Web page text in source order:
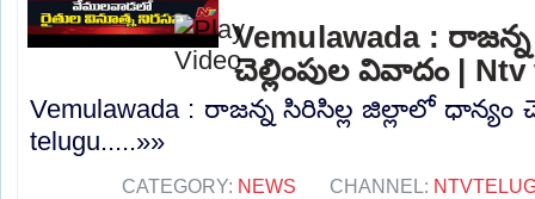
Vemulawada :
చెల్లింపుల వివాదం |
Vemulawada : రాజన్న సిరిసిల్ల జిల్లాలో ధాన్యం
telugu.....»»
CATEGORY: NEWS CHANNEL: